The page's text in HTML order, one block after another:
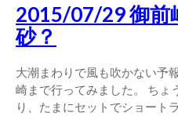
2015/07/29 御前
砂？
大潮まわりで風も吹かない予
崎まで行ってみました。 ちょ
り、たまにセットでショート